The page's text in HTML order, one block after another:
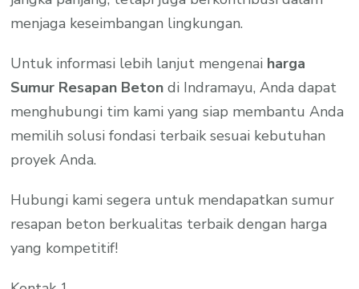
menjaga keseimbangan lingkungan.
Untuk informasi lebih lanjut mengenai harga
Sumur Resapan Betondi Indramayu, Anda dapat
menghubungi tim kami yang siap membantu Anda
memilih solusi fondasi terbaik sesuai kebutuhan
proyek Anda.
Hubungi kami segera untuk mendapatkan sumur
resapan beton berkualitas terbaik dengan harga
yang kompetitif!